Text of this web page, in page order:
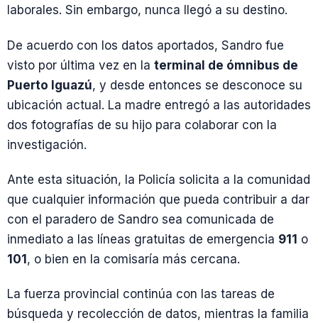
laborales. Sin embargo, nunca llegó a su destino.
De acuerdo con los datos aportados, Sandro fue
visto por última vez en la terminal de ómnibus de
Puerto Iguazú, y desde entonces se desconoce su
ubicación actual. La madre entregó a las autoridades
dos fotografías de su hijo para colaborar con la
investigación.
Ante esta situación, la Policía solicita a la comunidad
que cualquier información que pueda contribuir a dar
con el paradero de Sandro sea comunicada de
inmediato a las líneas gratuitas de emergencia 911 o
101, o bien en la comisaría más cercana.
La fuerza provincial continúa con las tareas de
búsqueda y recolección de datos, mientras la familia